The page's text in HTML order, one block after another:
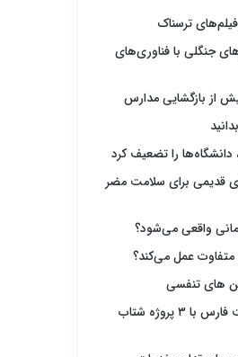
ترسناک
جنگلی با فناوری‌های
را تضعیف کرد
قدیمی برای سلامت مضر
واقعی می‌شود؟
متفاوت عمل می‌کند؟
های تنفسی
توسعه زیرساخت‌های سلامت فارس با ۳ پروژه شتاب